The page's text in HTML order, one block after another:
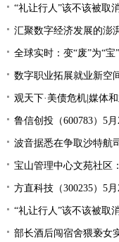
“礼让行人”该不该被取
汇聚数字经济发展的澎
全球实时：变“废”为“宝”！
数字职业拓展就业新空
观天下·美债危机|媒体和业
鲁信创投（600783）5
波音据悉在争取沙特航
宝山管理中心文苑社区
方直科技（300235）5月
“礼让行人”该不该被取
部长酒后闯宿舍猥亵女